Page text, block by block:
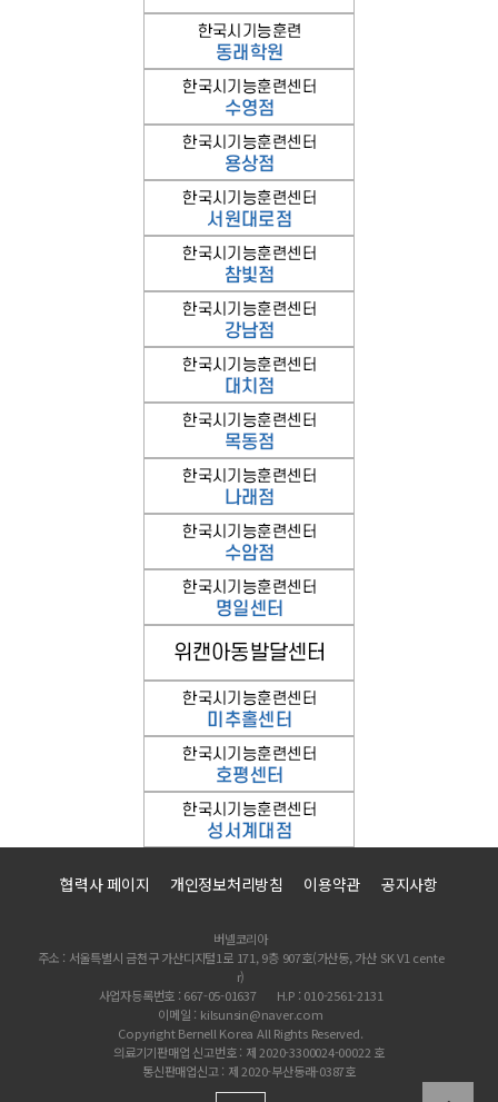
협력사 페이지 개인정보처리방침 이용약관 공지사항
버넬코리아
주소 : 서울특별시 금천구 가산디지털1로 171, 9층 907호(가산동, 가산 SK V1 cente
r)
사업자등록번호 : 667-05-01637
H.P : 010-2561-2131
이메일 : kilsunsin@naver.com
Copyright Bernell Korea All Rights Reserved.
의료기기판매업 신고번호 : 제 2020-3300024-00022 호
통신판매업신고 : 제 2020-부산동래-0387호